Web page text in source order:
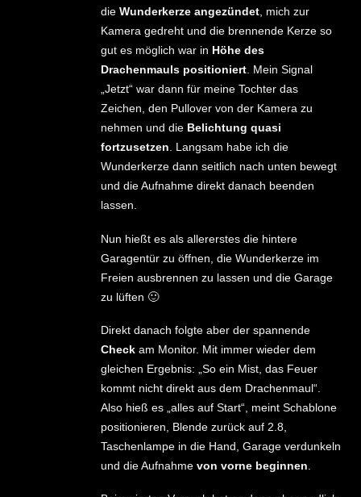
die Wunderkerze angezündet, mich zur
Kamera gedreht und die brennende Kerze so
gut es möglich war in Höhe des
Drachenmauls positioniert. Mein Signal
„Jetzt“ war dann für meine Tochter das
Zeichen, den Pullover von der Kamera zu
nehmen und die Belichtung quasi
fortzusetzen. Langsam habe ich die
Wunderkerze dann seitlich nach unten bewegt
und die Aufnahme direkt danach beenden
lassen.
Nun hießt es als allererstes die hintere
Garagentür zu öffnen, die Wunderkerze im
Freien ausbrennen zu lassen und die Garage
zu lüften 🙂
Direkt danach folgte aber der spannende
Checkam Monitor. Mit immer wieder dem
gleichen Ergebnis: „So ein Mist, das Feuer
kommt nicht direkt aus dem Drachenmaul“.
Also hieß es „alles auf Start“, meint Schablone
positionieren, Blende zurück auf 2.8,
Taschenlampe in die Hand, Garage verdunkeln
und die Aufnahme von vorne beginnen